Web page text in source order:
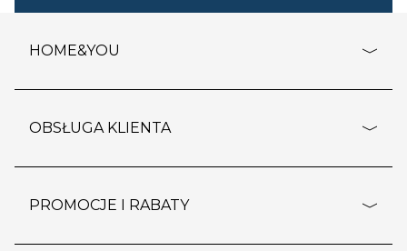
HOME&YOU
o firmie
polityka prywatności
kontakt
OBSŁUGA KLIENTA
dostawy i płatność
PROMOCJE I RABATY